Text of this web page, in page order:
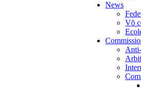
News
Võ